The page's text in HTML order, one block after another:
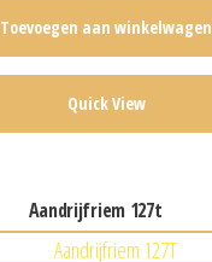
Toevoegen aan winkelwagen
Quick View
aandrijfriem 127t